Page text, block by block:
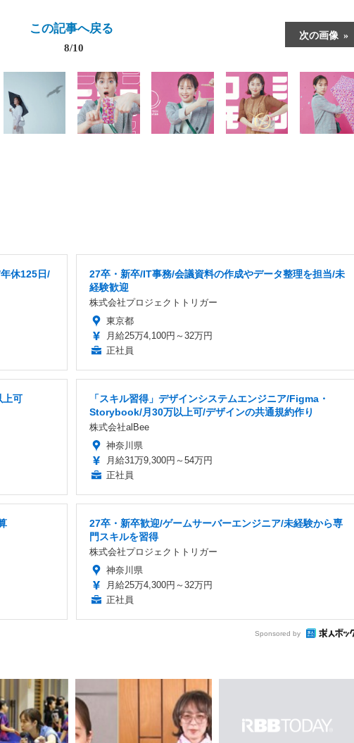
次の画像
この記事へ戻る
8/10
休125日/
27卒・新卒/IT事務/会議資料の作成やデータ整理を担当/未
経験歓迎
株式会社プロジェクトトリガー
東京都
月給25万4,100円～32万円
正社員
上可
「スキル習得」デザインシステムエンジニア/Figma・
Storybook/月30万以上可/デザインの共通規約作り
株式会社alBee
神奈川県
月給31万9,300円～54万円
正社員
27卒・新卒歓迎/ゲームサーバーエンジニア/未経験から専
門スキルを習得
株式会社プロジェクトトリガー
神奈川県
月給25万4,300円～32万円
正社員
Sponsored by